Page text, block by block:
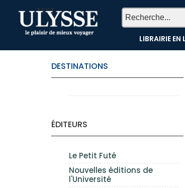
TEST
LIBRAIRIE EN
DESTINATIONS
ÉDITEURS
Le Petit Futé
Nouvelles éditions de
l'Université